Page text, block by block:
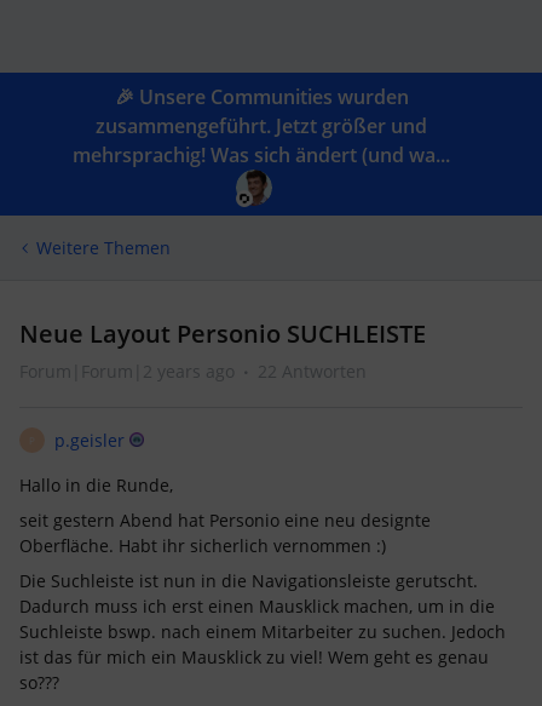
🎉 Unsere Communities wurden
zusammengeführt. Jetzt größer und
mehrsprachig! Was sich ändert (und wa...
Weitere Themen
Neue Layout Personio SUCHLEISTE
Forum|Forum|2 years ago 22 Antworten
p.geisler
Hallo in die Runde,
seit gestern Abend hat Personio eine neu designte
Oberfläche. Habt ihr sicherlich vernommen :)
Die Suchleiste ist nun in die Navigationsleiste gerutscht.
Dadurch muss ich erst einen Mausklick machen, um in die
Suchleiste bswp. nach einem Mitarbeiter zu suchen. Jedoch
ist das für mich ein Mausklick zu viel! Wem geht es genau
so???